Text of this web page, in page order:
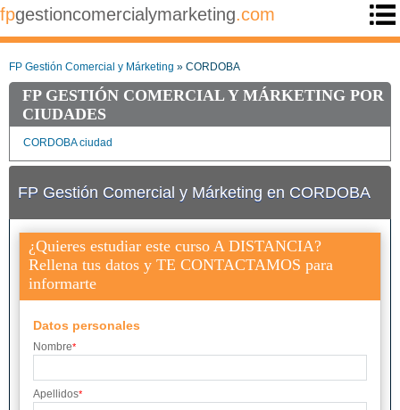
fpgestioncomercialymarketing.com
FP Gestión Comercial y Márketing » CORDOBA
FP GESTIÓN COMERCIAL Y MÁRKETING POR
CIUDADES
CORDOBA ciudad
FP Gestión Comercial y Márketing en CORDOBA
¿Quieres estudiar este curso A DISTANCIA?
Rellena tus datos y TE CONTACTAMOS para
informarte
Datos personales
Nombre*
Apellidos*